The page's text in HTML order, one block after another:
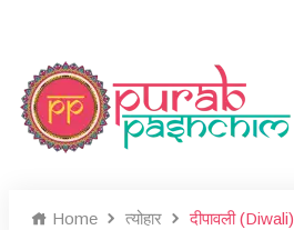
Home त्योहार दीपावली (Diwali)